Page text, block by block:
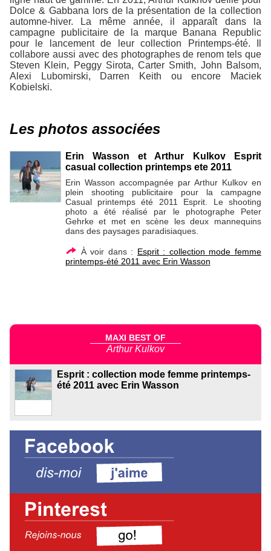
Dolce & Gabbana lors de la présentation de la collection
automne-hiver. La même année, il apparaît dans la
campagne publicitaire de la marque Banana Republic
pour le lancement de leur collection Printemps-été. Il
collabore aussi avec des photographes de renom tels que
Steven Klein, Peggy Sirota, Carter Smith, John Balsom,
Alexi Lubomirski, Darren Keith ou encore Maciek
Kobielski.
Les photos associées
Erin Wasson et Arthur Kulkov Esprit
casual collection printemps ete 2011
Erin Wasson accompagnée par Arthur Kulkov en
plein shooting publicitaire pour la campagne
Casual printemps été 2011 Esprit. Le shooting
photo a été réalisé par le photographe Peter
Gehrke et met en scène les deux mannequins
dans des paysages paradisiaques.
À voir dans : Esprit : collection mode femme
printemps-été 2011 avec Erin Wasson
MAXI BEST OF
Arthur Kulkov
Esprit : collection mode femme printemps-
été 2011 avec Erin Wasson